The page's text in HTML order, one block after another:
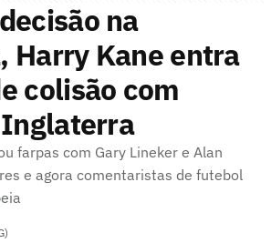
na
Harry Kane entra
colisão com
farpas com Gary Lineker e Alan
e agora comentaristas de futebol